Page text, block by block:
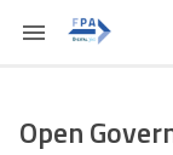
Open